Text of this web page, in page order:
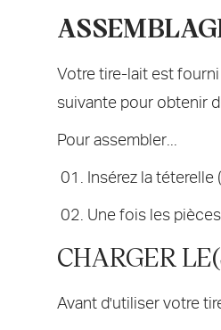
Votre tire-lait est
suivante pour obtenir
Pour assembler...
Insérez la
Une fois les
CHARGER
Avant d'utiliser votre